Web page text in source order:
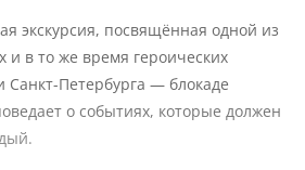
экскурсия, посвящённая одной из
и в то же время героических
Санкт-Петербурга — блокаде
о событиях, которые должен